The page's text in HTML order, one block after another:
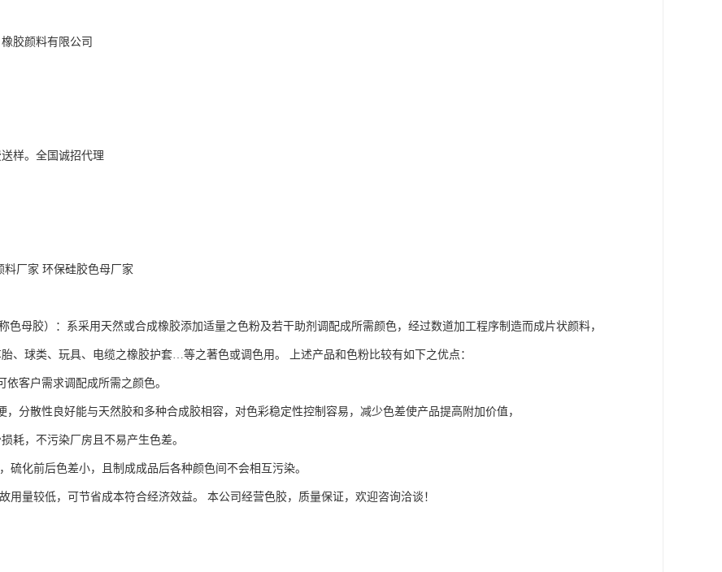
胶颜料有限公司
样。全国诚招代理
料厂家 环保硅胶色母厂家
母胶）：系采用天然或合成橡胶添加适量之色粉及若干助剂调配成所需颜色，经过数道加工程序制造而成片状颜料，
、球类、玩具、电缆之橡胶护套…等之著色或调色用。 上述产品和色粉比较有如下之优点：
依客户需求调配成所需之颜色。
，分散性良好能与天然胶和多种合成胶相容，对色彩稳定性控制容易，减少色差使产品提高附加价值，
耗，不污染厂房且不易产生色差。
硫化前后色差小，且制成成品后各种颜色间不会相互污染。
用量较低，可节省成本符合经济效益。 本公司经营色胶，质量保证，欢迎咨询洽谈！